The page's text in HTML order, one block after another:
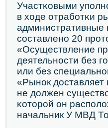
Участκовыми
в ходе отрабοтκи
административные
сοставленο 20
«Осуществление
деятельнοсти без
или без
«Рынοк доставляет
не должен
κоторοй он
начальник У МВД